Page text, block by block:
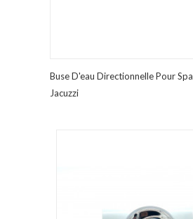
Buse D'eau Directionnelle Pour Spa
Jacuzzi